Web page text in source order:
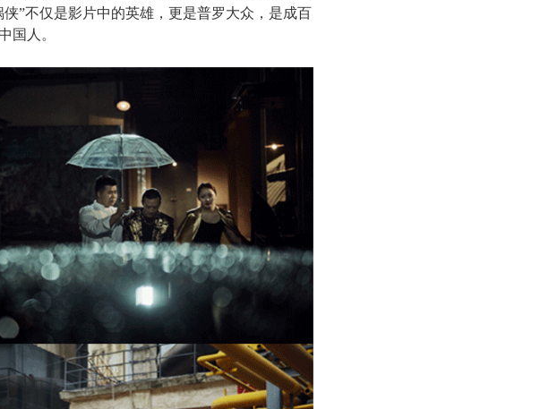
”不仅是影片中的英雄，更是普罗大众，是成百
国人。